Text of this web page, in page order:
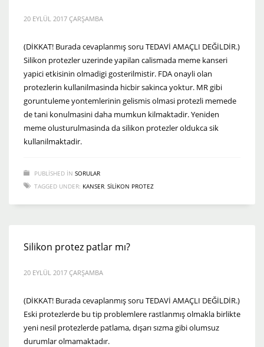
20 EYLÜL 2017 ÇARŞAMBA
(DİKKAT! Burada cevaplanmış soru TEDAVİ AMAÇLI DEĞİLDİR.)
Silikon protezler uzerinde yapilan calismada meme kanseri
yapici etkisinin olmadigi gosterilmistir. FDA onayli olan
protezlerin kullanilmasinda hicbir sakinca yoktur. MR gibi
goruntuleme yontemlerinin gelismis olmasi protezli memede
de tani konulmasini daha mumkun kilmaktadir. Yeniden
meme olusturulmasinda da silikon protezler oldukca sik
kullanilmaktadir.
PUBLISHED IN SORULAR
TAGGED UNDER: KANSER SILIKON PROTEZ
Silikon protez patlar mı?
20 EYLÜL 2017 ÇARŞAMBA
(DİKKAT! Burada cevaplanmış soru TEDAVİ AMAÇLI DEĞİLDİR.)
Eski protezlerde bu tip problemlere rastlanmış olmakla birlikte
yeni nesil protezlerde patlama, dışarı sızma gibi olumsuz
durumlar olmamaktadır.